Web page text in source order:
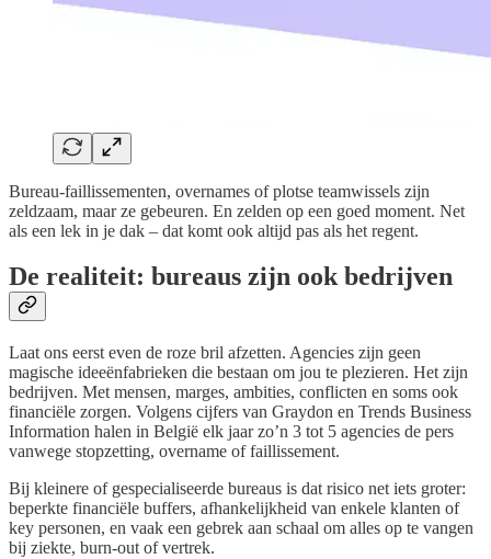
Bureau-faillissementen, overnames of plotse teamwissels zijn
zeldzaam, maar ze gebeuren. En zelden op een goed moment. Net
als een lek in je dak – dat komt ook altijd pas als het regent.
De realiteit: bureaus zijn ook bedrijven
Laat ons eerst even de roze bril afzetten. Agencies zijn geen
magische ideeënfabrieken die bestaan om jou te plezieren. Het zijn
bedrijven. Met mensen, marges, ambities, conflicten en soms ook
financiële zorgen. Volgens cijfers van Graydon en Trends Business
Information halen in België elk jaar zo’n 3 tot 5 agencies de pers
vanwege stopzetting, overname of faillissement.
Bij kleinere of gespecialiseerde bureaus is dat risico net iets groter:
beperkte financiële buffers, afhankelijkheid van enkele klanten of
key personen, en vaak een gebrek aan schaal om alles op te vangen
bij ziekte, burn-out of vertrek.